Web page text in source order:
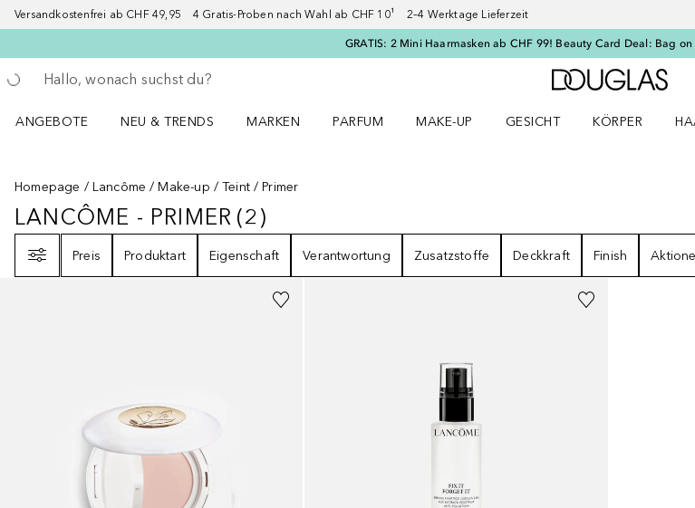
Versandkostenfrei ab CHF 49,95 4 Gratis-Proben nach Wahl ab CHF 10¹ 2–4 Werktage Lieferzeit
GRATIS: 2 Mini Haarmasken ab CHF 99! Beauty Card Deal: Bag
Gehe zurück
Suche ausführen
Zur
ANGEBOTE
NEU & TRENDS
MARKEN
PARFUM
MAKE-UP
GESICHT
KÖRPER
Homepage Lancôme Make-up Teint Primer
LANCÔME - PRIMER2ERGEBNISSE
LANCÔME - PRIMER (2 )
Preis
Produktart Eigenschaft Verantwortung Zusatzstoffe Deckkraft Finish